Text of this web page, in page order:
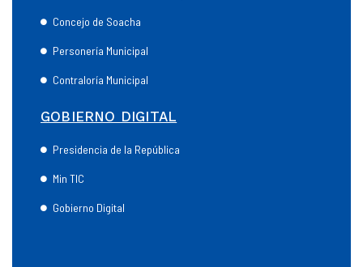
Concejo de Soacha
Personería Municipal
Contraloría Municipal
GOBIERNO DIGITAL
Presidencia de la República
Min TIC
Gobierno Digital